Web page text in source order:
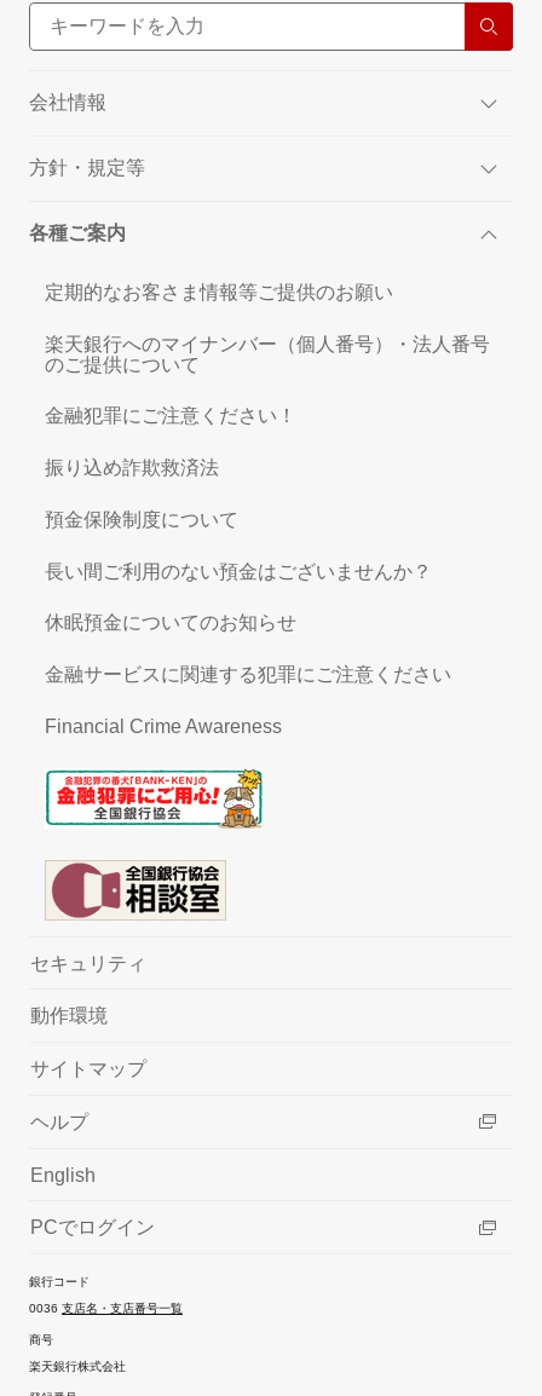
会社情報
方針・規定等
各種ご案内
定期的なお客さま情報等ご提供のお願い
楽天銀行へのマイナンバー（個人番号）・法人番号
のご提供について
金融犯罪にご注意ください！
振り込め詐欺救済法
預金保険制度について
長い間ご利用のない預金はございませんか？
休眠預金についてのお知らせ
金融サービスに関連する犯罪にご注意ください
Financial Crime Awareness
セキュリティ
動作環境
サイトマップ
ヘルプ
English
PCでログイン
銀行コード
0036 支店名・支店番号一覧
商号
楽天銀行株式会社